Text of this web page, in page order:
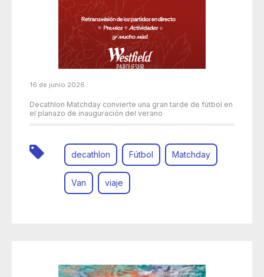
16 de junio 2026
Decathlon Matchday convierte una gran tarde de fútbol en
el planazo de inauguración del verano
decathlon Fútbol Matchday
Van viaje